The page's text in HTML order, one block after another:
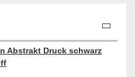
Abstrakt Druck schwarz